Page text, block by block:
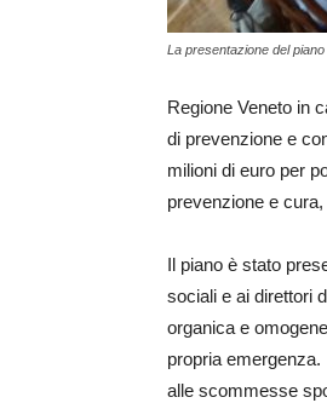
La presentazione del
Regione Veneto in
di prevenzione e
milioni di euro per
prevenzione e
Il piano è stato
sociali e ai direttori
organica e
propria emergenza.
alle scommesse